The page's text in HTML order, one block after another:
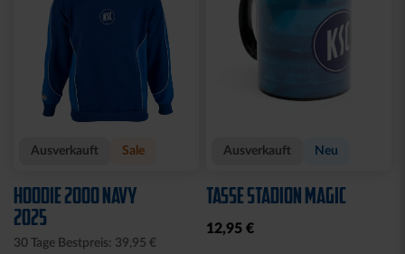
Ausverkauft Sale
HOODIE 2000 NAVY
2025
30 Tage Bestpreis: 39,95 €
Ausverkauft Neu
TASSE STADION MAGIC
12,95 €